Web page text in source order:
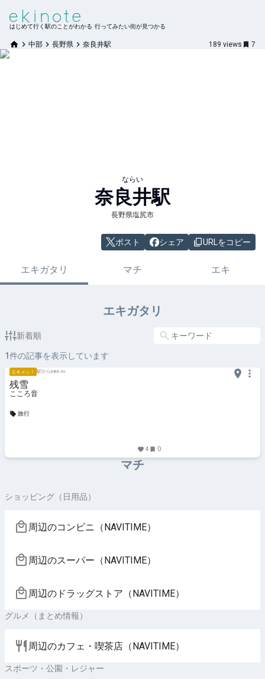
はじめて行く駅のことがわかる 行ってみたい街が見つかる
中部 長野県 奈良井駅 189 views 7
ならい
奈良井駅
長野県塩尻市
ポスト シェア URLをコピー
エキガタリ マチ エキ
エキガタリ
新着順
1件の記事を表示しています
エキメシ！ 駅から686 m
残雪
こころ音
旅行
4 0
マチ
ショッピング（日用品）
周辺のコンビニ（NAVITIME）
周辺のスーパー（NAVITIME）
周辺のドラッグストア（NAVITIME）
グルメ（まとめ情報）
周辺のカフェ・喫茶店（NAVITIME）
スポーツ・公園・レジャー